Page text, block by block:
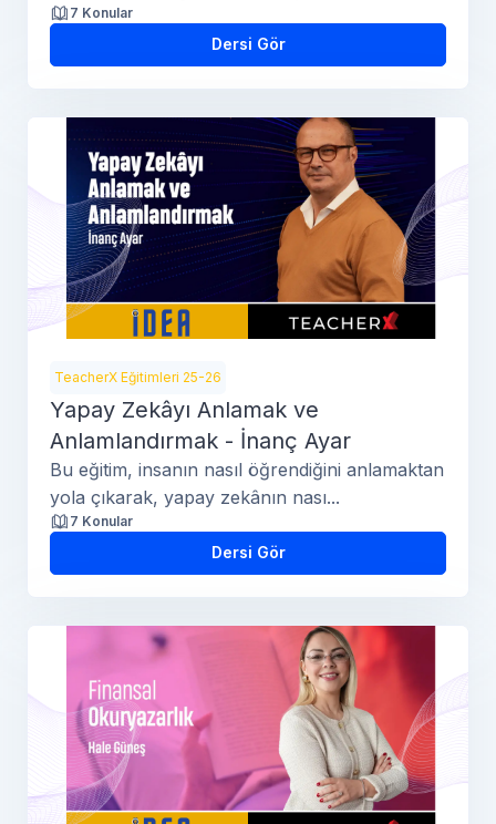
7 Konular
Dersi Gör
TeacherX Eğitimleri 25-26
Yapay Zekâyı Anlamak ve
Anlamlandırmak - İnanç Ayar
Bu eğitim, insanın nasıl öğrendiğini anlamaktan
yola çıkarak, yapay zekânın nası...
7 Konular
Dersi Gör